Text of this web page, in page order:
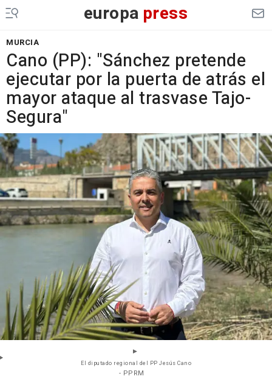
europa press
MURCIA
Cano (PP): "Sánchez pretende
ejecutar por la puerta de atrás el
mayor ataque al trasvase Tajo-
Segura"
El diputado regional del PP Jesús Cano
- PPRM